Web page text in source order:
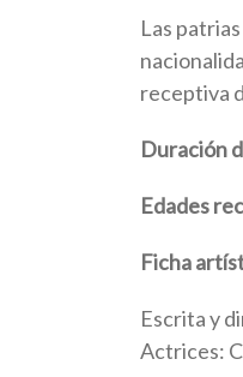
Las
receptiva
Duración
Edades
Ficha
Escrita y
Actrices: